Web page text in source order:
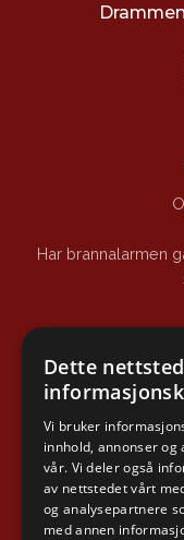
Har brannalarmen
Dette
Vi bruker
innhold, annonser
vår. Vi deler også
av nettstedet vårt
og analysepartnere
med annen